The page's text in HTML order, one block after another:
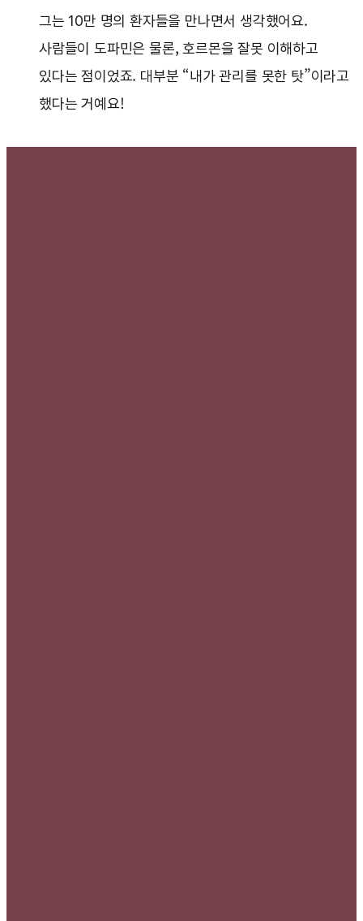
그는 10만 명의 환자들을 만나면서 생각했어요.
사람들이 도파민은 물론, 호르몬을 잘못 이해하고
있다는 점이었죠. 대부분 “내가 관리를 못한 탓”이라고
했다는 거예요!